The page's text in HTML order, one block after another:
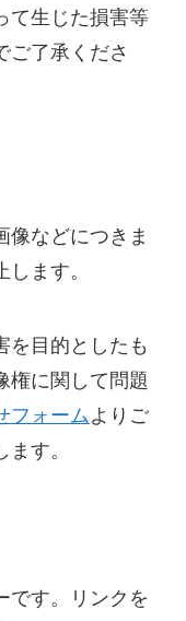
て生じた損害等
ご了承くださ
像などにつきま
ます。
を目的としたも
権に関して問題
フォーム よりご
す。
です。リンクを